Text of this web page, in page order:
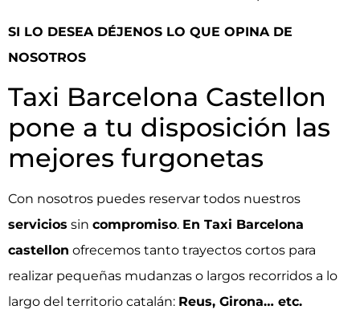
SI LO DESEA DÉJENOS LO QUE OPINA DE
NOSOTROS
Taxi Barcelona Castellon
pone a tu disposición las
mejores furgonetas
Con nosotros puedes reservar todos nuestros
servicios sin compromiso. En Taxi Barcelona
castellon ofrecemos tanto trayectos cortos para
realizar pequeñas mudanzas o largos recorridos a lo
largo del territorio catalán: Reus, Girona… etc.